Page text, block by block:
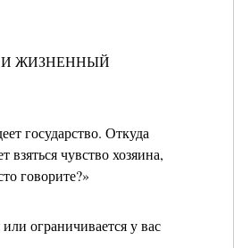
И ЖИЗНЕННЫЙ
государство. Откуда
чувство хозяина,
говорите?»
ограничивается у вас